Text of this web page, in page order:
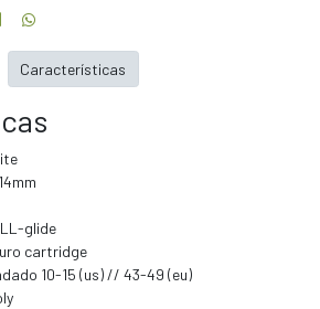
glide
cartridge
10-15 (us) // 43-49 (eu)
Características